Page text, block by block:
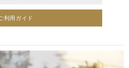
利用ガイド